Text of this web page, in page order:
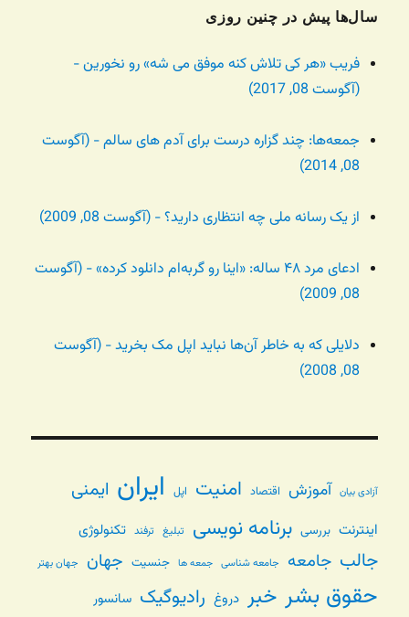
سال‌ها پیش در چنین روزی
فریب «هر کی تلاش کنه موفق می شه» رو نخورین -
(آگوست 08, 2017)
جمعه‌ها: چند گزاره درست برای آدم های سالم - (آگوست
08, 2014)
از یک رسانه ملی چه انتظاری دارید؟ - (آگوست 08, 2009)
ادعای مرد ۴۸ ساله: «اینا رو گربه‌ام دانلود کرده» - (آگوست
08, 2009)
دلایلی که به خاطر آن‌ها نباید اپل مک بخرید - (آگوست
08, 2008)
آزادی بیان آموزش اقتصاد امنیت اپل ایران ایمنی
اینترنت بررسی برنامه نویسی تبلیغ ترفند تکنولوژی
جالب جامعه جامعه شناسی جمعه ها جنسیت جهان جهان بهتر
حقوق بشر خبر دروغ رادیوگیک سانسور